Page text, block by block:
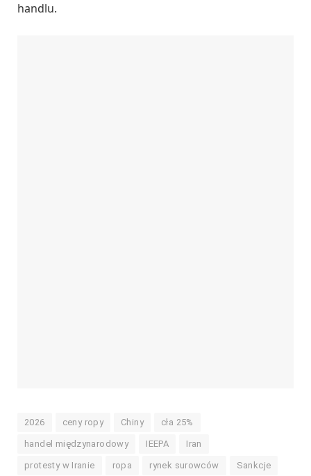
handlu.
2026 ceny ropy Chiny cła 25%
handel międzynarodowy IEEPA Iran
protesty w Iranie ropa rynek surowców Sankcje